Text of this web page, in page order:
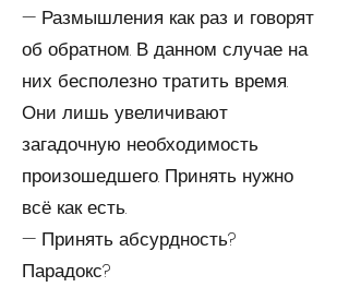
— Размышления как раз и говорят
об обратном. В данном случае на
них бесполезно тратить время.
Они лишь увеличивают
загадочную необходимость
произошедшего. Принять нужно
всё как есть.
— Принять абсурдность?
Парадокс?